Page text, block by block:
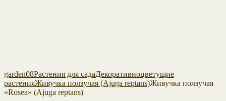
garden08Растения для садаДекоративноцветущие
растенияЖивучка ползучая (Ajuga reptans)Живучка ползучая
«Rosea» (Ajuga reptans)